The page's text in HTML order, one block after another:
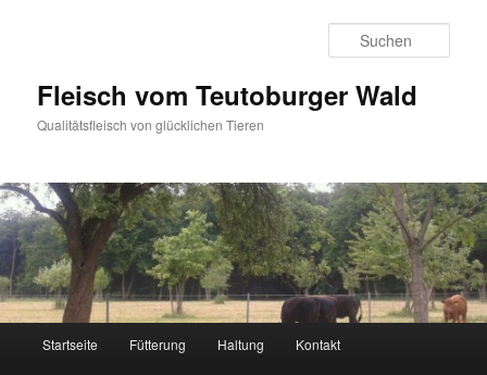
Fleisch vom Teutoburger Wald
Qualitätsfleisch von glücklichen Tieren
Startseite Fütterung Haltung Kontakt